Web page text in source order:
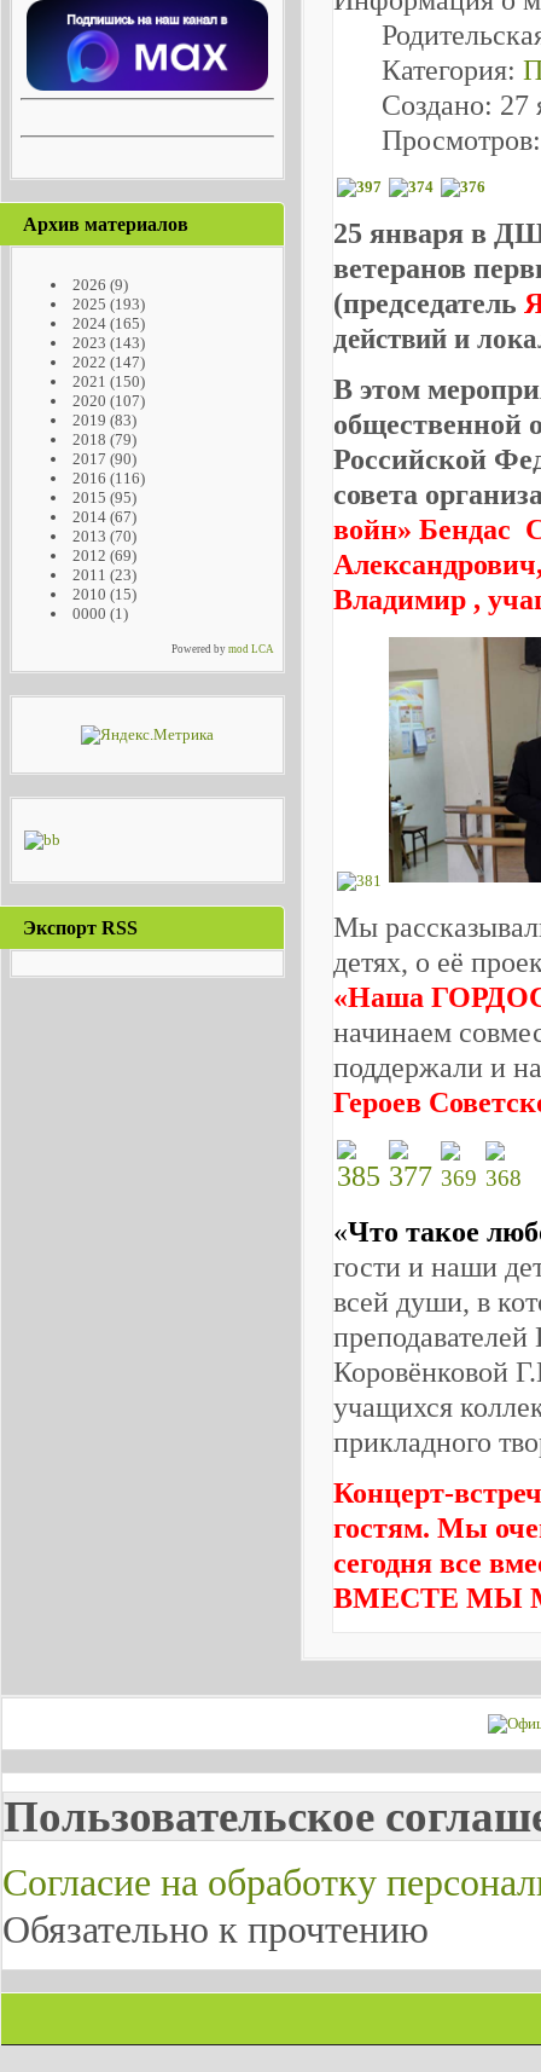
Архив материалов
2026 (9)
2025 (193)
2024(165)
2023 (143)
2022 (147)
2021 (150)
2020 (107)
2019 (83)
2018 (79)
2017 (90)
2016 (116)
2015 (95)
2014(67)
2013 (70)
2012 (69)
2011 (23)
2010 (15)
0000 (1)
Powered bymod LCA
Экспорт RSS
Категория:
Создано: 27
25 января в
ветеранов
(председатель
действий и
В этом
общественной
Российской
совета
войн» Бендас
Владимир ,
Мы
детях, о её
«Наша
начинаем
поддержали и
Героев
«Что такое
гости и наши
всей души, в
Коровёнковой
учащихся
прикладного
Концерт-
гостям. Мы
сегодня все
ВМЕСТЕ МЫ
Пользовательское
Согласие на обработку
Обязательно к прочтению